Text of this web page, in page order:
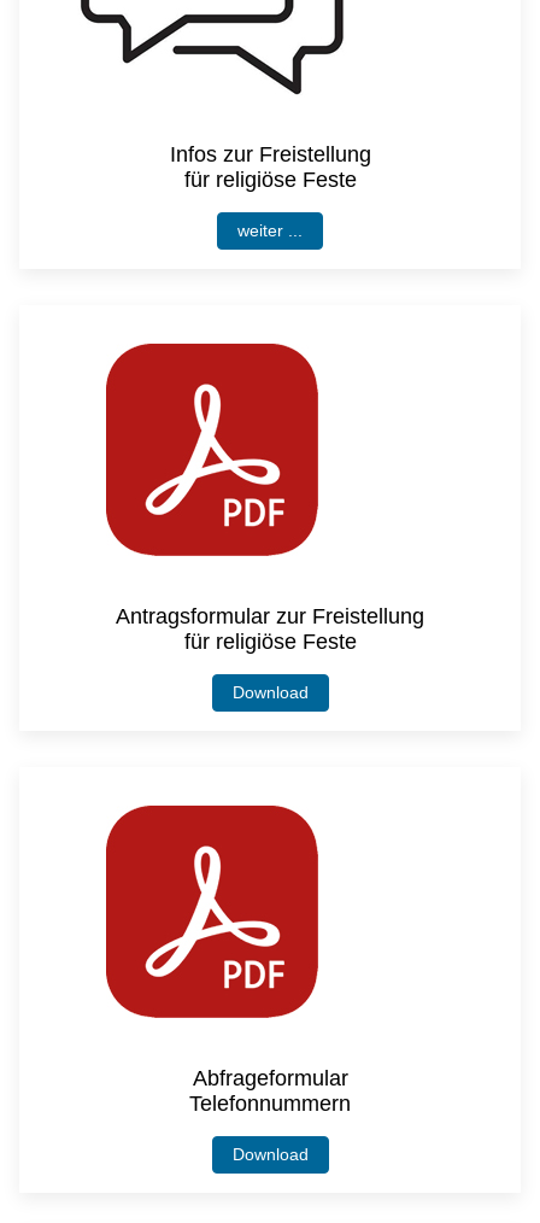
Infos zur Freistellung
für religiöse Feste
weiter ...
Antragsformular zur Freistellung
für religiöse Feste
Download
Abfrageformular
Telefonnummern
Download